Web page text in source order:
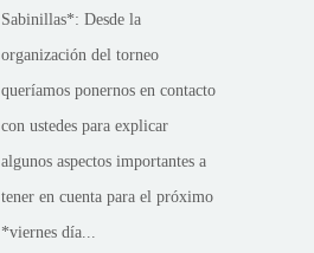
Sabinillas*: Desde la
organización del torneo
queríamos ponernos en contacto
con ustedes para explicar
algunos aspectos importantes a
tener en cuenta para el próximo
*viernes día...